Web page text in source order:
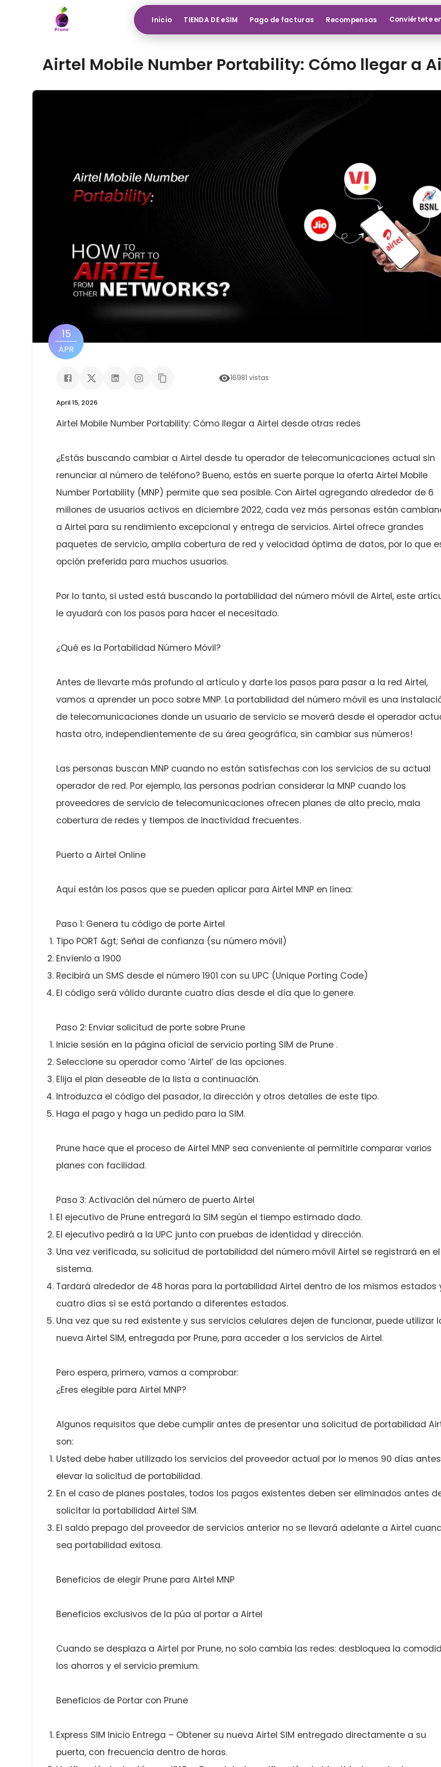
Inicio TIENDA DE eSIM Pago de facturas Recompensas Conviértete
Airtel Mobile Number Portability: Cómo llegar a
15
APR
16981 vistas
April 15, 2026
Airtel Mobile Number Portability: Cómo llegar a Airtel desde otras redes
¿Estás buscando cambiar a Airtel desde tu operador de telecomunicaciones actual sin
renunciar al número de teléfono? Bueno, estás en suerte porque la oferta Airtel Mobile
Number Portability (MNP) permite que sea posible. Con Airtel agregando alrededor de 6
millones de usuarios activos en diciembre 2022, cada vez más personas están
a Airtel para su rendimiento excepcional y entrega de servicios. Airtel ofrece grandes
paquetes de servicio, amplia cobertura de red y velocidad óptima de datos, por lo que
opción preferida para muchos usuarios.
Por lo tanto, si usted está buscando la portabilidad del número móvil de Airtel, este
le ayudará con los pasos para hacer el necesitado.
¿Qué es la Portabilidad Número Móvil?
Antes de llevarte más profundo al artículo y darte los pasos para pasar a la red Airtel,
vamos a aprender un poco sobre MNP. La portabilidad del número móvil es una
de telecomunicaciones donde un usuario de servicio se moverá desde el operador
hasta otro, independientemente de su área geográfica, sin cambiar sus números!
Las personas buscan MNP cuando no están satisfechas con los servicios de su actual
operador de red. Por ejemplo, las personas podrían considerar la MNP cuando los
proveedores de servicio de telecomunicaciones ofrecen planes de alto precio, mala
cobertura de redes y tiempos de inactividad frecuentes.
Puerto a Airtel Online
Aquí están los pasos que se pueden aplicar para Airtel MNP en línea:
Paso 1: Genera tu código de porte Airtel
Tipo PORT &gt; Señal de confianza (su número móvil)
Envíenlo a 1900
Recibirá un SMS desde el número 1901 con su UPC (Unique Porting Code)
El código será válido durante cuatro días desde el día que lo genere.
Paso 2: Enviar solicitud de porte sobre Prune
Inicie sesión en la página oficial de servicio porting SIM de Prune .
Seleccione su operador como ‘Airtel’ de las opciones.
Elija el plan deseable de la lista a continuación.
Introduzca el código del pasador, la dirección y otros detalles de este tipo.
Haga el pago y haga un pedido para la SIM.
Prune hace que el proceso de Airtel MNP sea conveniente al permitirle comparar varios
planes con facilidad.
Paso 3: Activación del número de puerto Airtel
El ejecutivo de Prune entregará la SIM según el tiempo estimado dado.
El ejecutivo pedirá a la UPC junto con pruebas de identidad y dirección.
Una vez verificada, su solicitud de portabilidad del número móvil Airtel se registrará en el
sistema.
Tardará alrededor de 48 horas para la portabilidad Airtel dentro de los mismos estados
cuatro días si se está portando a diferentes estados.
Una vez que su red existente y sus servicios celulares dejen de funcionar, puede utilizar
nueva Airtel SIM, entregada por Prune, para acceder a los servicios de Airtel.
Pero espera, primero, vamos a comprobar:
¿Eres elegible para Airtel MNP?
Algunos requisitos que debe cumplir antes de presentar una solicitud de portabilidad
son:
Usted debe haber utilizado los servicios del proveedor actual por lo menos 90 días
elevar la solicitud de portabilidad.
En el caso de planes postales, todos los pagos existentes deben ser eliminados antes
solicitar la portabilidad Airtel SIM.
El saldo prepago del proveedor de servicios anterior no se llevará adelante a Airtel
sea portabilidad exitosa.
Beneficios de elegir Prune para Airtel MNP
Beneficios exclusivos de la púa al portar a Airtel
Cuando se desplaza a Airtel por Prune, no solo cambia las redes: desbloquea la
los ahorros y el servicio premium.
Beneficios de Portar con Prune
Express SIM Inicio Entrega – Obtener su nueva Airtel SIM entregado directamente a su
puerta, con frecuencia dentro de horas.